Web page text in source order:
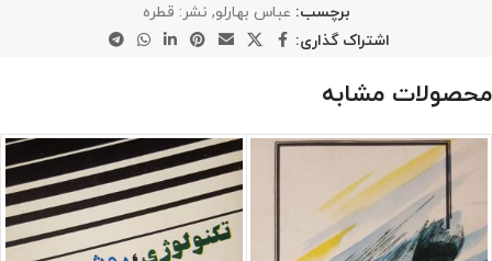
برچسب: عباس بهارلو, نشر: قطره
اشتراک گذاری:
محصولات مشابه